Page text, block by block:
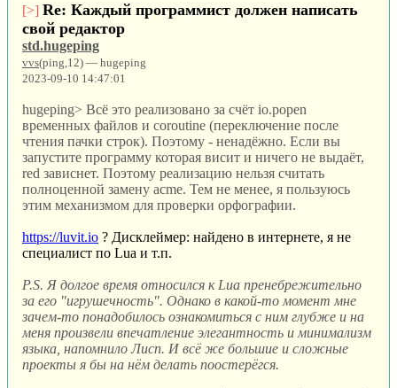
[>] Re: Каждый программист должен написать
свой редактор
std.hugeping
vvs(ping,12) — hugeping
2023-09-10 14:47:01
hugeping> Всё это реализовано за счёт io.popen
временных файлов и coroutine (переключение после
чтения пачки строк). Поэтому - ненадёжно. Если вы
запустите программу которая висит и ничего не выдаёт,
red зависнет. Поэтому реализацию нельзя считать
полноценной замену acme. Тем не менее, я пользуюсь
этим механизмом для проверки орфографии.
https://luvit.io ? Дисклеймер: найдено в интернете, я не
специалист по Lua и т.п.
P.S. Я долгое время относился к Lua пренебрежительно
за его "игрушечность". Однако в какой-то момент мне
зачем-то понадобилось ознакомиться с ним глубже и на
меня произвели впечатление элегантность и минимализм
языка, напомнило Лисп. И всё же большие и сложные
проекты я бы на нём делать поостерёгся.